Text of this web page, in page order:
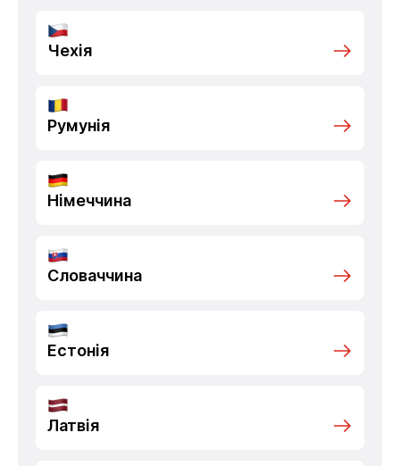
Чехія
Румунія
Німеччина
Словаччина
Естонія
Латвія